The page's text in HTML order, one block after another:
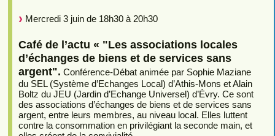
Mercredi 3 juin de 18h30 à 20h30
Café de l’actu « "Les associations locales
d’échanges de biens et de services sans
argent". Conférence-Débat animée par Sophie Maziane
du SEL (Système d’Echanges Local) d’Athis-Mons et Alain
Boltz du JEU (Jardin d’Echange Universel) d’Évry. Ce sont
des associations d’échanges de biens et de services sans
argent, entre leurs membres, au niveau local. Elles luttent
contre la consommation en privilégiant la seconde main, et